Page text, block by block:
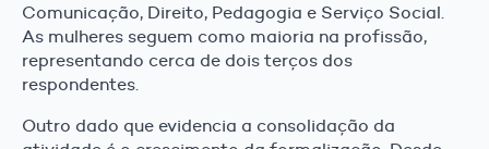
Comunicação, Direito, Pedagogia e Serviço Social.
As mulheres seguem como maioria na profissão,
representando cerca de dois terços dos
respondentes.
Outro dado que evidencia a consolidação da